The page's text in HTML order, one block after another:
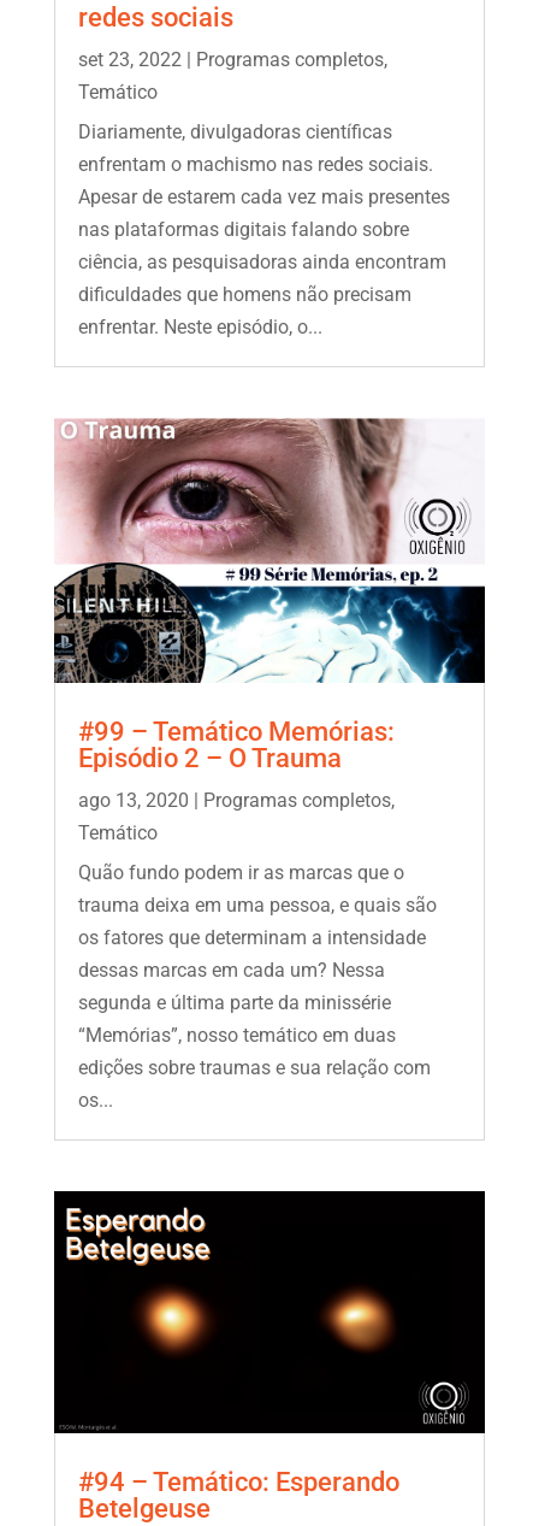
redes sociais
set 23, 2022| Programas completos,
Temático
Diariamente, divulgadoras científicas
enfrentam o machismo nas redes sociais.
Apesar de estarem cada vez mais presentes
nas plataformas digitais falando sobre
ciência, as pesquisadoras ainda encontram
dificuldades que homens não precisam
enfrentar. Neste episódio, o...
#99 – Temático Memórias:
Episódio 2 – O Trauma
ago 13, 2020 Programas completos,
Temático
Quão fundo podem ir as marcas que o
trauma deixa em uma pessoa, e quais são
os fatores que determinam a intensidade
dessas marcas em cada um? Nessa
segunda e última parte da minissérie
“Memórias”, nosso temático em duas
edições sobre traumas e sua relação com
os...
#94 – Temático: Esperando
Betelgeuse